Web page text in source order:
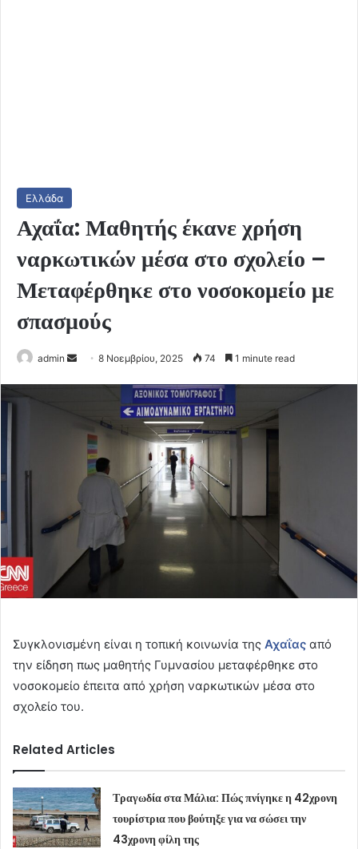
Ελλάδα
Αχαΐα: Μαθητής έκανε χρήση
ναρκωτικών μέσα στο σχολείο –
Μεταφέρθηκε στο νοσοκομείο με
σπασμούς
admin
Send8 Νοεμβρίου, 2025 74 1 minute read
Συγκλονισμένη είναι η τοπική κοινωνία της Αχαΐας από
την είδηση πως μαθητής Γυμνασίου μεταφέρθηκε στο
νοσοκομείο έπειτα από χρήση ναρκωτικών μέσα στο
σχολείο του.
Related Articles
Τραγωδία στα Μάλια: Πώς πνίγηκε η 42χρονη
τουρίστρια που βούτηξε για να σώσει την
43χρονη φίλη της